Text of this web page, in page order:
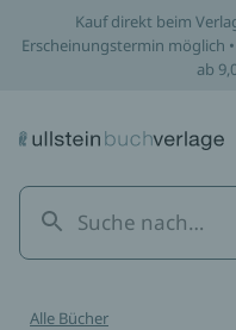
Kauf direkt beim
Erscheinungstermin möglich
ab
Alle Bücher